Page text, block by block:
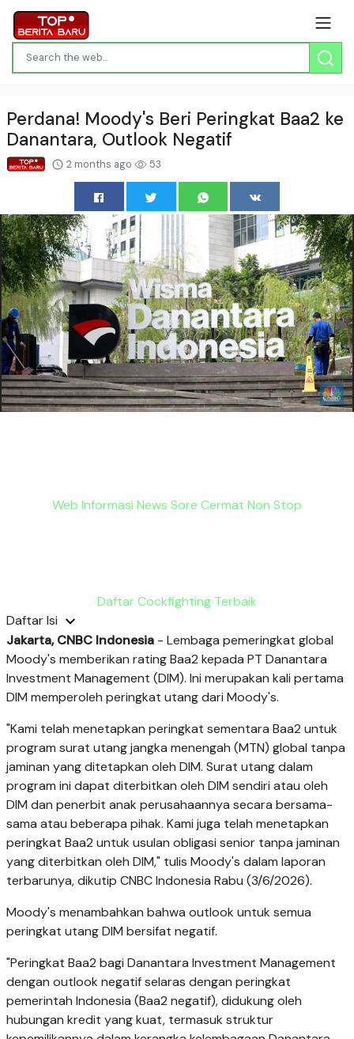
Perdana! Moody's Beri Peringkat Baa2 ke
Danantara, Outlook Negatif
2 months ago 53
Web Informasi News Sore Cermat Non Stop
Daftar Cockfighting Terbaik
Daftar Isi
Jakarta, CNBC Indonesia - Lembaga pemeringkat global
Moody's memberikan rating Baa2 kepada PT Danantara
Investment Management (DIM). Ini merupakan kali pertama
DIM memperoleh peringkat utang dari Moody's.
"Kami telah menetapkan peringkat sementara Baa2 untuk
program surat utang jangka menengah (MTN) global tanpa
jaminan yang ditetapkan oleh DIM. Surat utang dalam
program ini dapat diterbitkan oleh DIM sendiri atau oleh
DIM dan penerbit anak perusahaannya secara bersama-
sama atau beberapa pihak. Kami juga telah menetapkan
peringkat Baa2 untuk usulan obligasi senior tanpa jaminan
yang diterbitkan oleh DIM," tulis Moody's dalam laporan
terbarunya, dikutip CNBC Indonesia Rabu (3/6/2026).
Moody's menambahkan bahwa outlook untuk semua
peringkat utang DIM bersifat negatif.
"Peringkat Baa2 bagi Danantara Investment Management
dengan outlook negatif selaras dengan peringkat
pemerintah Indonesia (Baa2 negatif), didukung oleh
hubungan kredit yang kuat, termasuk struktur